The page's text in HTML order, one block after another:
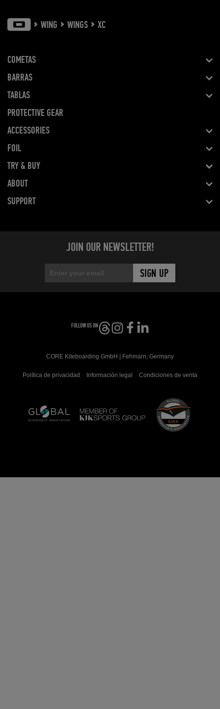
WING WINGS XC
COMETAS
BARRAS
TABLAS
PROTECTIVE GEAR
ACCESSORIES
FOIL
TRY & BUY
ABOUT
SUPPORT
JOIN OUR NEWSLETTER!
FOLLOW US ON
CORE Kiteboarding GmbH | Fehmarn, Germany
Política de privacidad Información legal Condiciones de venta